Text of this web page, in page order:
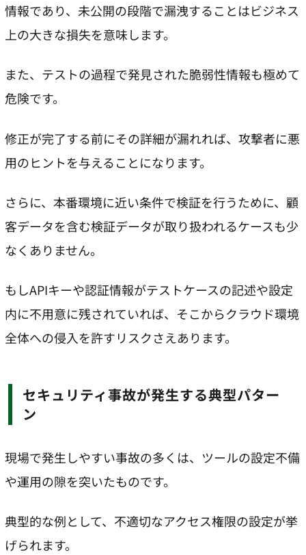
情報であり、未公開の段階で漏洩することはビジネス
上の大きな損失を意味します。
また、テストの過程で発見された脆弱性情報も極めて
危険です。
修正が完了する前にその詳細が漏れれば、攻撃者に悪
用のヒントを与えることになります。
さらに、本番環境に近い条件で検証を行うために、顧
客データを含む検証データが取り扱われるケースも少
なくありません。
もしAPIキーや認証情報がテストケースの記述や設定
内に不用意に残されていれば、そこからクラウド環境
全体への侵入を許すリスクさえあります。
セキュリティ事故が発生する典型パター
ン
現場で発生しやすい事故の多くは、ツールの設定不備
や運用の隙を突いたものです。
典型的な例として、不適切なアクセス権限の設定が挙
げられます。